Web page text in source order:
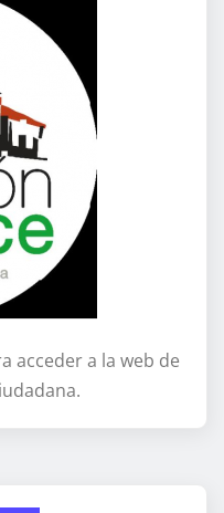
acceder a la web de